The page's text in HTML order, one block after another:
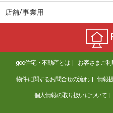
店舗/事業用
goo住宅・不動産とは お客さまご
物件に関するお問合せの流れ 情報
個人情報の取り扱いについて